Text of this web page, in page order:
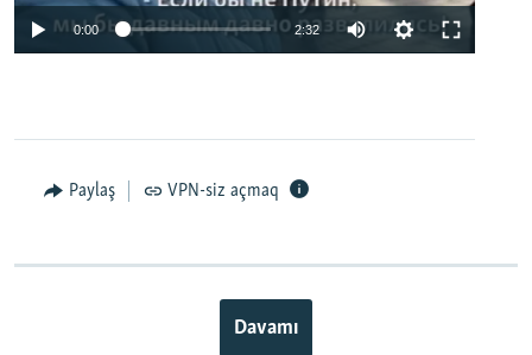
0:00 2:32
Paylaş VPN-siz açmaq
Davamı